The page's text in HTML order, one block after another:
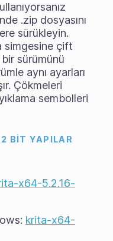
.zip dosyasını
sürükleyin.
simgesine çift
bir sürümünü
aynı ayarları
Çökmeleri
sembolleri
BIT YAPILAR
x64-5.2.16-
krita-x64-